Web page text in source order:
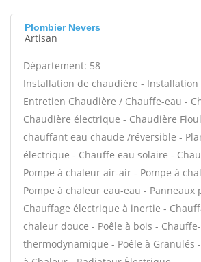
Plombier Nevers
Artisan
Département: 58
Installation de chaudière - Installation
Entretien Chaudière / Chauffe-eau -
Chaudière électrique - Chaudière
chauffant eau chaude /réversible -
électrique - Chauffe eau solaire -
Pompe à chaleur air-air - Pompe à
Pompe à chaleur eau-eau - Panneaux
Chauffage électrique à inertie -
chaleur douce - Poêle à bois -
thermodynamique - Poêle à Granulés